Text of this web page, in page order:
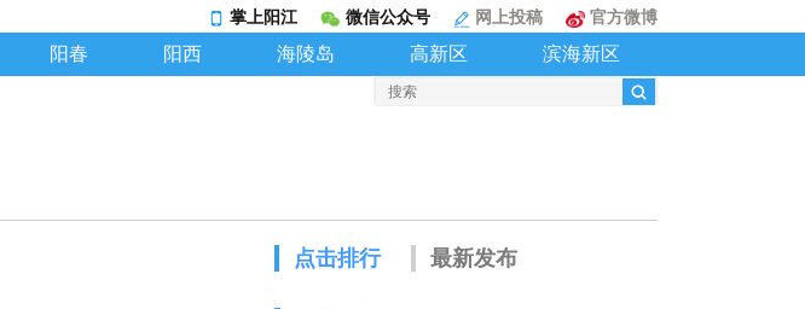
掌上阳江 微信公众号 网上投稿 官方微博
阳春 阳西 海陵岛 高新区 滨海新区
点击排行 最新发布